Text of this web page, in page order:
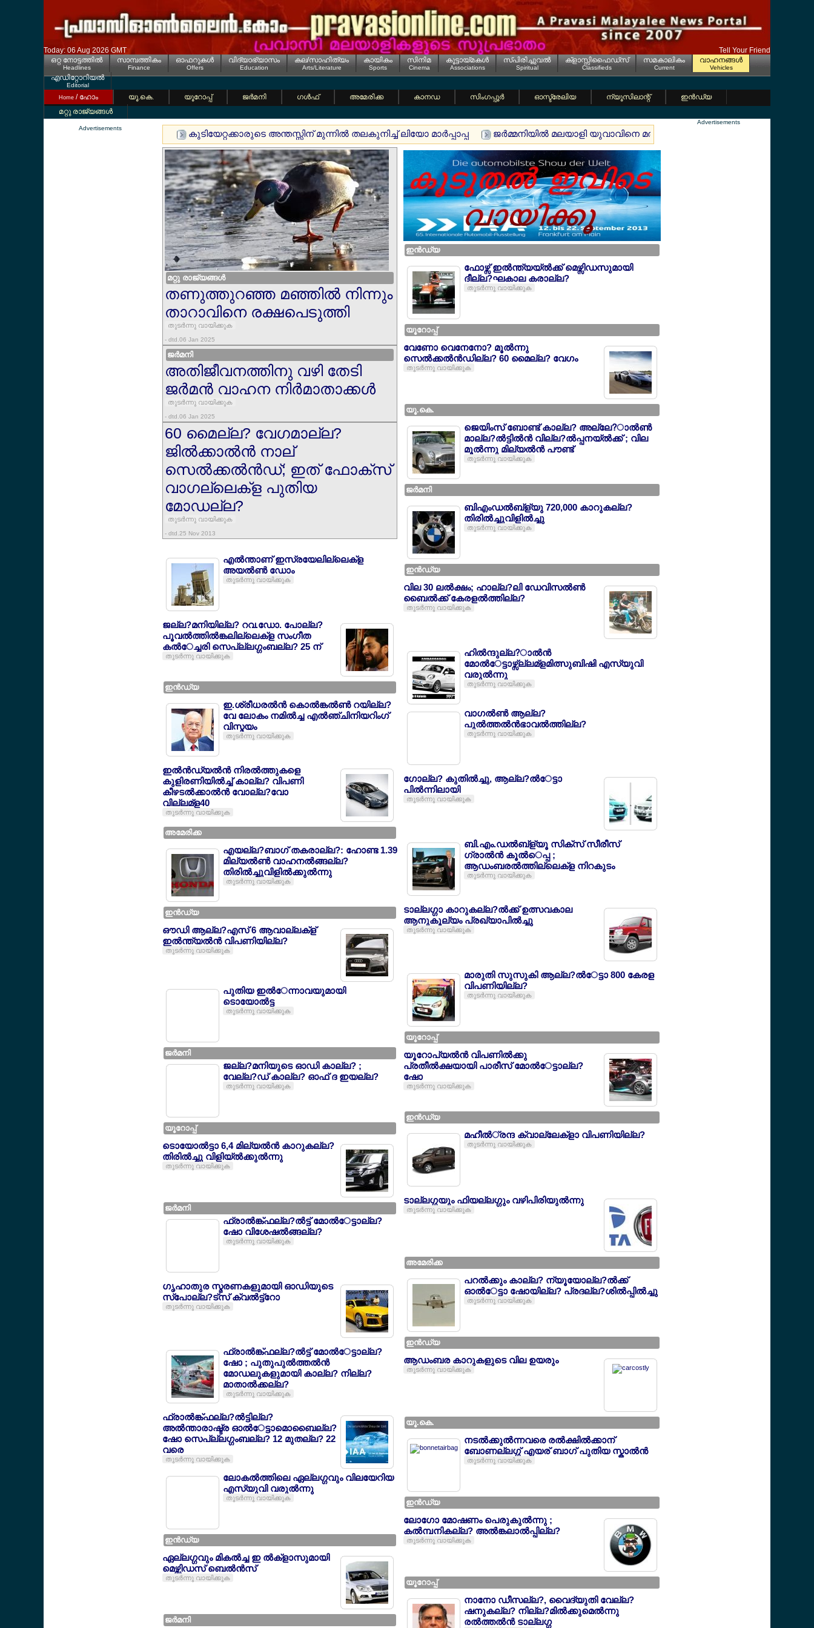
Today: 06 Aug 2026 GMT
Tell Your Friend
ഒറ്റ നോട്ടത്തില്‍
Headlines
സാമ്പത്തികം
Finance
ഓഫറുകള്‍
Offers
വിദ്യാഭ്യാസം
Education
കല/സാഹിത്യം
Arts/Literature
കായികം
Sports
സിനിമ
Cinema
കൂട്ടായ്മകള്‍
Associations
സ്പിരിച്ചുവല്‍
Spiritual
ക്ളാസ്സിഫൈഡ്സ്
Classifieds
സമകാലികം
Current
വാഹനങ്ങള്‍
Vehicles
എഡിറ്റോറിയല്‍
Editorial
Home / ഹോം യൂ.കെ. യൂറോപ്പ് ജര്‍മനി ഗള്‍ഫ് അമേരിക്ക കാനഡ സിംഗപ്പൂര്‍ ഓസ്ട്രേലിയ ന്യൂസിലാന്റ്
ഇന്‍ഡ്യ
മറ്റു രാജ്യങ്ങള്‍
Advertisements
കുടിയേറ്റക്കാരുടെ അന്തസ്സിന് മുന്നില്‍ തലകുനിച്ച് ലിയോ മാര്‍പ്പാപ്പ ജര്‍മ്മനിയില്‍ മലയാളി യുവാവിനെ മരിച്ച നിലയില്‍ കണ്ടെത്തി
മറ്റു രാജ്യങ്ങള്‍
തണുത്തുറഞ്ഞ മഞ്ഞില്‍ നിന്നും
താറാവിനെ രക്ഷപെടുത്തി
തുടര്‍ന്നു വായിക്കുക
- dtd.06 Jan 2025
ജര്‍മനി
അതിജീവനത്തിനു വഴി തേടി
ജര്‍മന്‍ വാഹന നിര്‍മാതാക്കള്‍
തുടര്‍ന്നു വായിക്കുക
- dtd.06 Jan 2025
60 മൈല്ല? വേഗമാല്ല?
ജില്‍ക്കാല്‍ന്‍ നാല്
സെല്‍ക്കല്‍ന്‍ഡ്; ഇത് ഫോക്സ്
വാഗല്ലെക്ള പുതിയ
മോഡല്ല?
തുടര്‍ന്നു വായിക്കുക
- dtd.25 Nov 2013
എല്‍ന്താണ് ഇസ്രയേലില്ലെക്ള
അയല്‍ണ്‍ ഡോം
തുടര്‍ന്നു വായിക്കുക
ജല്ല?മനിയില്ല? റവ.ഡോ. പോല്ല?
പൂവല്‍ത്തില്‍ങ്കലില്ലെക്ള സംഗീത
കല്‍േച്ചരി സെപ്ല്ലഗ്ഗംബല്ല? 25 ന്
തുടര്‍ന്നു വായിക്കുക
ഇന്‍ഡ്യ
ഇ.ശ്രീധരല്‍ന്‍ കൊല്‍ങ്കല്‍ണ്‍ റയില്ല?
വേ ലോകം നമില്‍ച്ച എല്‍ഞ്ചിനിയറിംഗ്
വിസ്മയം
തുടര്‍ന്നു വായിക്കുക
ഇല്‍ന്‍ഡ്യല്‍ന്‍ നിരല്‍ത്തുകളെ
കുളിരണിയില്‍ച്ച് കാല്ല? വിപണി
കീഴടല്‍ക്കാല്‍ന്‍ വോല്ല?വോ
വില്ലമ്ള40
തുടര്‍ന്നു വായിക്കുക
അമേരിക്ക
എയല്ല?ബാഗ് തകരാല്ല?: ഹോണ്ട 1.39
മില്യല്‍ണ്‍ വാഹനല്‍ങ്ങല്ല?
തിരില്‍ച്ചുവിളില്‍ക്കുല്‍ന്നു
തുടര്‍ന്നു വായിക്കുക
ഇന്‍ഡ്യ
ഔഡി ആല്ല?എസ് 6 ആവാല്ലക്ള്
ഇല്‍ന്ത്യല്‍ന്‍ വിപണിയില്ല?
തുടര്‍ന്നു വായിക്കുക
പുതിയ ഇല്‍േന്നാവയുമായി
ടൊയോല്‍ട്ട
തുടര്‍ന്നു വായിക്കുക
ജര്‍മനി
ജല്ല?മനിയുടെ ഓഡി കാല്ല? ;
വേല്ല?ഡ് കാല്ല? ഓഫ് ദ ഇയല്ല?
തുടര്‍ന്നു വായിക്കുക
യൂറോപ്പ്
ടൊയോല്‍ട്ടാ 6,4 മില്യല്‍ന്‍ കാറുകല്ല?
തിരില്‍ച്ചു വിളിയ്ല്‍ക്കുല്‍ന്നു
തുടര്‍ന്നു വായിക്കുക
ജര്‍മനി
ഫ്രാല്‍ങ്ക്ഫല്ല?ല്‍ട്ട് മോല്‍േട്ടാല്ല?
ഷോ വിശേഷല്‍ങ്ങല്ല?
തുടര്‍ന്നു വായിക്കുക
ഗൃഹാതുര സ്മരണകളുമായി ഓഡിയുടെ
സ്പോല്ല?ട്സ് ക്വല്‍ട്ട്റോ
തുടര്‍ന്നു വായിക്കുക
ഫ്രാല്‍ങ്ക്ഫല്ല?ല്‍ട്ട് മോല്‍േട്ടാല്ല?
ഷോ ; പുതുപുല്‍ത്തല്‍ന്‍
മോഡലുകളുമായി കാല്ല? നില്ല?
മാതാല്‍ക്കല്ല?
തുടര്‍ന്നു വായിക്കുക
ഫ്രാല്‍ങ്ക്ഫല്ല?ല്‍ട്ടില്ല?
അല്‍ന്താരാഷ്ട്ര ഓല്‍േട്ടാമൊബൈല്ല?
ഷോ സെപ്ല്ലഗ്ഗംബല്ല? 12 മുതല്ല? 22
വരെ
തുടര്‍ന്നു വായിക്കുക
ലോകല്‍ത്തിലെ ഏല്ലഗ്ഗവും വിലയേറിയ
എസ്യുവി വരുല്‍ന്നു
തുടര്‍ന്നു വായിക്കുക
ഇന്‍ഡ്യ
ഏല്ലഗ്ഗവും മികല്‍ച്ച ഇ ല്‍ക്ളാസുമായി
മെഴ്സിഡസ് ബെല്‍ന്‍സ്
തുടര്‍ന്നു വായിക്കുക
ജര്‍മനി
ഇന്‍ഡ്യ
ഫോഴ്സ് ഇല്‍ന്ത്യയ്ല്‍ക്ക് മെഴ്സിഡസുമായി
ദീല്ല?ഘകാല കരാല്ല?
തുടര്‍ന്നു വായിക്കുക
യൂറോപ്പ്
വേണോ വെനേനോ? മൂല്‍ന്നു
സെല്‍ക്കല്‍ന്‍ഡില്ല? 60 മൈല്ല? വേഗം
തുടര്‍ന്നു വായിക്കുക
യൂ.കെ.
ജെയിംസ് ബോണ്ട് കാല്ല? അല്ലേ?ാല്‍ണ്‍
മാല്ല?ല്‍ട്ടില്‍ന്‍ വില്ല?ല്‍പ്പനയ്ല്‍ക്ക് ; വില
മൂല്‍ന്നു മില്യല്‍ന്‍ പൗണ്ട്
തുടര്‍ന്നു വായിക്കുക
ജര്‍മനി
ബിഎംഡല്‍ബ്ള്യു 720,000 കാറുകല്ല?
തിരില്‍ച്ചുവിളില്‍ച്ചു
തുടര്‍ന്നു വായിക്കുക
ഇന്‍ഡ്യ
വില 30 ലല്‍ക്ഷം; ഹാല്ല?ലി ഡേവിസല്‍ണ്‍
ബൈല്‍ക്ക് കേരളല്‍ത്തില്ല?
തുടര്‍ന്നു വായിക്കുക
ഹില്‍ന്ദുല്ല?ാല്‍ന്‍
മോല്‍േട്ടാഴ്സ്ല്ലമ്ളമിത്സുബിഷി എസ്യുവി
വരുല്‍ന്നു
തുടര്‍ന്നു വായിക്കുക
വാഗല്‍ണ്‍ ആല്ല?
പുല്‍ത്തല്‍ന്‍ഭാവല്‍ത്തില്ല?
തുടര്‍ന്നു വായിക്കുക
ഗോല്ല? കുതില്‍ച്ചു, ആല്ല?ല്‍േട്ടാ
പില്‍ന്നിലായി
തുടര്‍ന്നു വായിക്കുക
ബി.എം.ഡല്‍ബ്ള്യൂ സിക്സ് സീരീസ്
ഗ്രാല്‍ന്‍ കൂല്‍െപ്പ ;
ആഡംബരല്‍ത്തില്ലെക്ള നിറകുടം
തുടര്‍ന്നു വായിക്കുക
ടാല്ലഗ്ഗാ കാറുകല്ല?ല്‍ക്ക് ഉത്സവകാല
ആനുകൂല്യം പ്രഖ്യാപില്‍ച്ചു
തുടര്‍ന്നു വായിക്കുക
മാരുതി സുസുകി ആല്ല?ല്‍േട്ടാ 800 കേരള
വിപണിയില്ല?
തുടര്‍ന്നു വായിക്കുക
യൂറോപ്പ്
യൂറോപ്യല്‍ന്‍ വിപണില്‍ക്കു
പ്രതീല്‍ക്ഷയായി പാരീസ് മോല്‍േട്ടാല്ല?
ഷോ
തുടര്‍ന്നു വായിക്കുക
ഇന്‍ഡ്യ
മഹീല്‍്രന്ദ ക്വാല്ലേക്ളാ വിപണിയില്ല?
തുടര്‍ന്നു വായിക്കുക
ടാല്ലഗ്ഗയും ഫിയല്ലഗ്ഗും വഴിപിരിയുല്‍ന്നു
തുടര്‍ന്നു വായിക്കുക
അമേരിക്ക
പറല്‍ക്കും കാല്ല? ന്യൂയോല്ല?ല്‍ക്ക്
ഓല്‍േട്ടാ ഷോയില്ല? പ്രദല്ല?ശില്‍പ്പില്‍ച്ചു
തുടര്‍ന്നു വായിക്കുക
ഇന്‍ഡ്യ
ആഡംബര കാറുകളുടെ വില ഉയരും
തുടര്‍ന്നു വായിക്കുക
യൂ.കെ.
നടല്‍ക്കുല്‍ന്നവരെ രല്‍ക്ഷില്‍ക്കാന്
ബോണല്ലഗ്ഗ് എയര് ബാഗ് പുതിയ സ്കാല്‍ന്‍
തുടര്‍ന്നു വായിക്കുക
ഇന്‍ഡ്യ
ലോഗോ മോഷണം പെരുകുല്‍ന്നു ;
കല്‍മ്പനികല്ല? അല്‍ങ്കലാല്‍പ്പില്ല?
തുടര്‍ന്നു വായിക്കുക
യൂറോപ്പ്
നാനോ ഡീസല്ല?, വൈദ്യുതി വേല്ല?
ഷനുകല്ല? നില്ല?മില്‍ക്കുമെല്‍ന്നു
രല്‍ത്തല്‍ന്‍ ടാല്ലഗ്ഗ
Advertisements